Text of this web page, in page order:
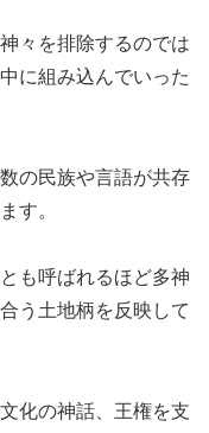
々を排除するのでは
に組み込んでいった
の民族や言語が共存
す。
も呼ばれるほど多神
う土地柄を反映して
化の神話、王権を支